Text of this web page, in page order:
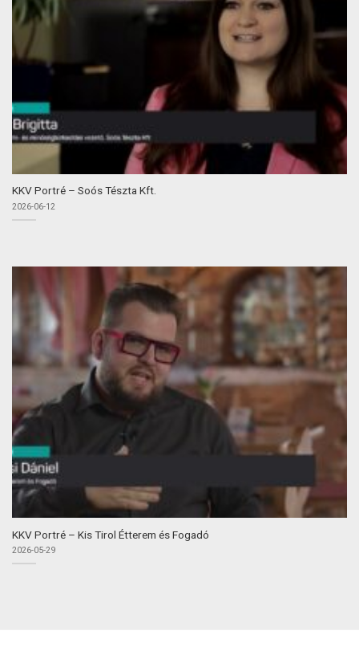
KKV Portré – Soós Tészta Kft.
2026-06-12
KKV Portré – Kis Tirol Étterem és Fogadó
2026-05-29